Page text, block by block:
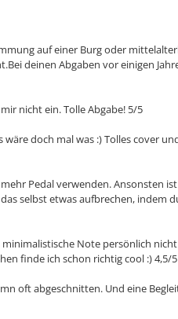
auf einer Burg oder
deinen Abgaben vor einigen
nicht ein. Tolle Abgabe! 5/5
doch mal was :) Tolles cover
Pedal verwenden. Ansonsten
selbst etwas aufbrechen, indem
Note persönlich
finde ich schon richtig cool :) 4,5/5
oft abgeschnitten. Und eine